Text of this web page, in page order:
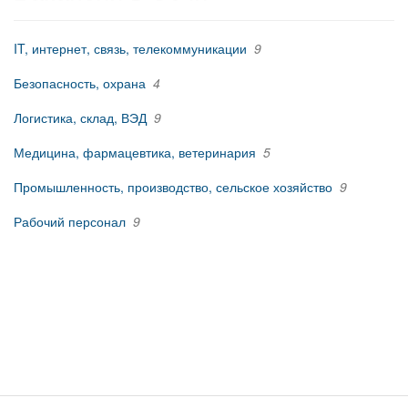
IT, интернет, связь, телекоммуникации 9
Безопасность, охрана 4
Логистика, склад, ВЭД 9
Медицина, фармацевтика, ветеринария 5
Промышленность, производство, сельское хозяйство 9
Рабочий персонал 9